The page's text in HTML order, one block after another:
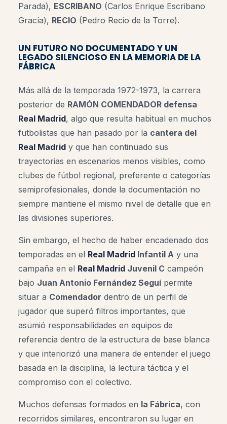
Parada), ESCRIBANO (Carlos Enrique Escribano
Gracía), RECIO (Pedro Recio de la Torre).
UN FUTURO NO DOCUMENTADO Y UN
LEGADO SILENCIOSO EN LA MEMORIA DE LA
FÁBRICA
Más allá de la temporada 1972-1973, la carrera
posterior de RAMÓN COMENDADOR defensa
Real Madrid, algo que resulta habitual en muchos
futbolistas que han pasado por la cantera del
Real Madrid y que han continuado sus
trayectorias en escenarios menos visibles, como
clubes de fútbol regional, preferente o categorías
semiprofesionales, donde la documentación no
siempre mantiene el mismo nivel de detalle que en
las divisiones superiores.
Sin embargo, el hecho de haber encadenado dos
temporadas en el Real Madrid Infantil A y una
campaña en el Real Madrid Juvenil C campeón
bajo Juan Antonio Fernández Seguípermite
situar a Comendador dentro de un perfil de
jugador que superó filtros importantes, que
asumió responsabilidades en equipos de
referencia dentro de la estructura de base blanca
y que interiorizó una manera de entender el juego
basada en la disciplina, la lectura táctica y el
compromiso con el colectivo.
Muchos defensas formados en la Fábrica, con
recorridos similares, encontraron su lugar en